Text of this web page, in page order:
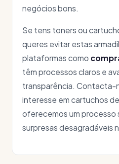
negócios bons.
Se tens toners ou
queres evitar estas
plataformas como
têm processos claros e
transparência. Contacta-
interesse em cartuchos
oferecemos um processo
surpresas desagradáveis